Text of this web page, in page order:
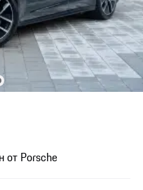
от Porsche